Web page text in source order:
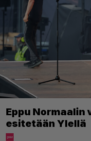
Eppu
esitetään Ylellä